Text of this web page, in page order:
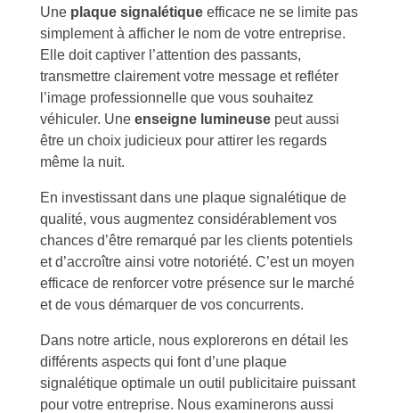
Une plaque signalétique efficace ne se limite pas
simplement à afficher le nom de votre entreprise.
Elle doit captiver l’attention des passants,
transmettre clairement votre message et refléter
l’image professionnelle que vous souhaitez
véhiculer. Une enseigne lumineuse peut aussi
être un choix judicieux pour attirer les regards
même la nuit.
En investissant dans une plaque signalétique de
qualité, vous augmentez considérablement vos
chances d’être remarqué par les clients potentiels
et d’accroître ainsi votre notoriété. C’est un moyen
efficace de renforcer votre présence sur le marché
et de vous démarquer de vos concurrents.
Dans notre article, nous explorerons en détail les
différents aspects qui font d’une plaque
signalétique optimale un outil publicitaire puissant
pour votre entreprise. Nous examinerons aussi